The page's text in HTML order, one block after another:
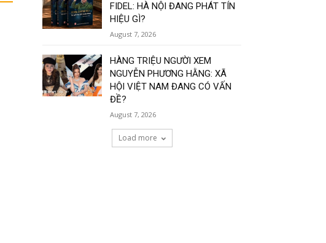
FIDEL: HÀ NỘI ĐANG PHÁT TÍN
HIỆU GÌ?
August 7, 2026
HÀNG TRIỆU NGƯỜI XEM
NGUYỄN PHƯƠNG HẰNG: XÃ
HỘI VIỆT NAM ĐANG CÓ VẤN
ĐỀ?
August 7, 2026
Load more